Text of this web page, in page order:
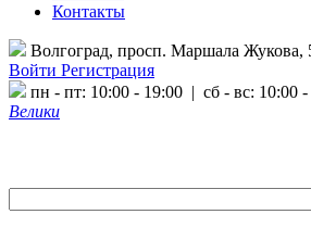
Контакты
Волгоград, просп. Маршала Жукова,
Войти Регистрация
пн - пт: 10:00 - 19:00 | сб - вс: 10:00 -
Велики